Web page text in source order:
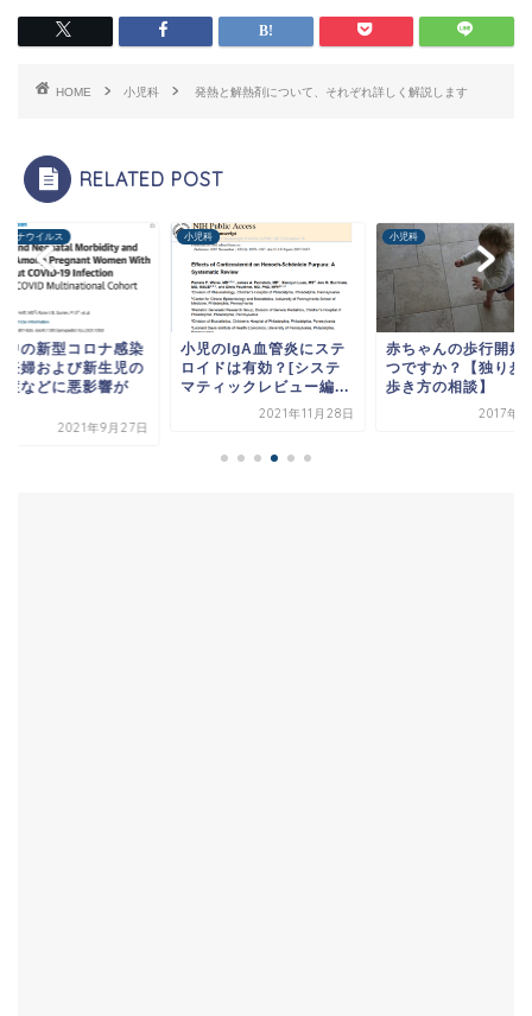
HOME 小児科 発熱と解熱剤について、それぞれ詳しく解説します
RELATED POST
ロナウイルス
中の新型コロナ感染
妊婦および新生児の
症などに悪影響が
2021年9月27日
小児科
小児のIgA血管炎にステ
ロイドは有効？[システ
マティックレビュー編...
2021年11月28日
小児科
赤ちゃんの歩行開始
つですか？【独り歩
歩き方の相談】
2017年7